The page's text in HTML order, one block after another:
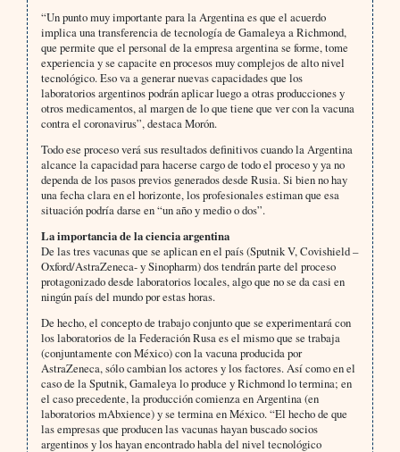
“Un punto muy importante para la Argentina es que el acuerdo
implica una transferencia de tecnología de Gamaleya a Richmond,
que permite que el personal de la empresa argentina se forme, tome
experiencia y se capacite en procesos muy complejos de alto nivel
tecnológico. Eso va a generar nuevas capacidades que los
laboratorios argentinos podrán aplicar luego a otras producciones y
otros medicamentos, al margen de lo que tiene que ver con la vacuna
contra el coronavirus”, destaca Morón.
Todo ese proceso verá sus resultados definitivos cuando la Argentina
alcance la capacidad para hacerse cargo de todo el proceso y ya no
dependa de los pasos previos generados desde Rusia. Si bien no hay
una fecha clara en el horizonte, los profesionales estiman que esa
situación podría darse en “un año y medio o dos”.
La importancia de la ciencia argentina
De las tres vacunas que se aplican en el país (Sputnik V, Covishield –
Oxford/AstraZeneca- y Sinopharm) dos tendrán parte del proceso
protagonizado desde laboratorios locales, algo que no se da casi en
ningún país del mundo por estas horas.
De hecho, el concepto de trabajo conjunto que se experimentará con
los laboratorios de la Federación Rusa es el mismo que se trabaja
(conjuntamente con México) con la vacuna producida por
AstraZeneca, sólo cambian los actores y los factores. Así como en el
caso de la Sputnik, Gamaleya lo produce y Richmond lo termina; en
el caso precedente, la producción comienza en Argentina (en
laboratorios mAbxience) y se termina en México. “El hecho de que
las empresas que producen las vacunas hayan buscado socios
argentinos y los hayan encontrado habla del nivel tecnológico